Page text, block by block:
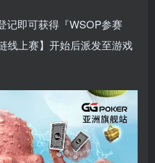
记即可获得『WSOP参赛
线上赛】开始后派发至游戏